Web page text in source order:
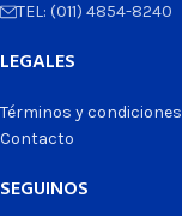
TEL: (011) 4854-8240
LEGALES
Términos y condiciones
Contacto
SEGUINOS